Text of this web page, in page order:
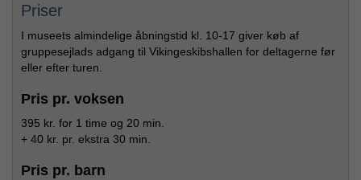
Priser
I museets almindelige åbningstid kl. 10-17 giver køb af
gruppesejlads adgang til Vikingeskibshallen for deltagerne før
eller efter turen.
Pris pr. voksen
395 kr. for 1 time og 20 min.
+ 40 kr. pr. ekstra 30 min.
Pris pr. barn